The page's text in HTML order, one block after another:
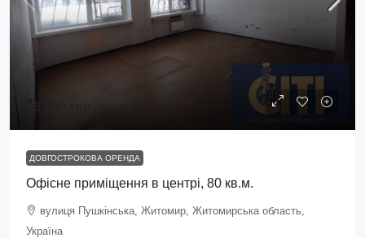
ДОВГОСТРОКОВА ОРЕНДА
Офісне приміщення в центрі, 80 кв.м.
вулиця Пушкінська, Житомир, Житомирська область,
Україна